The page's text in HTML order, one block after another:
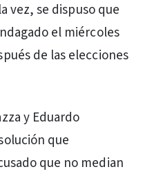
vez, se dispuso que
el miércoles
de las elecciones
y Eduardo
que
que no median